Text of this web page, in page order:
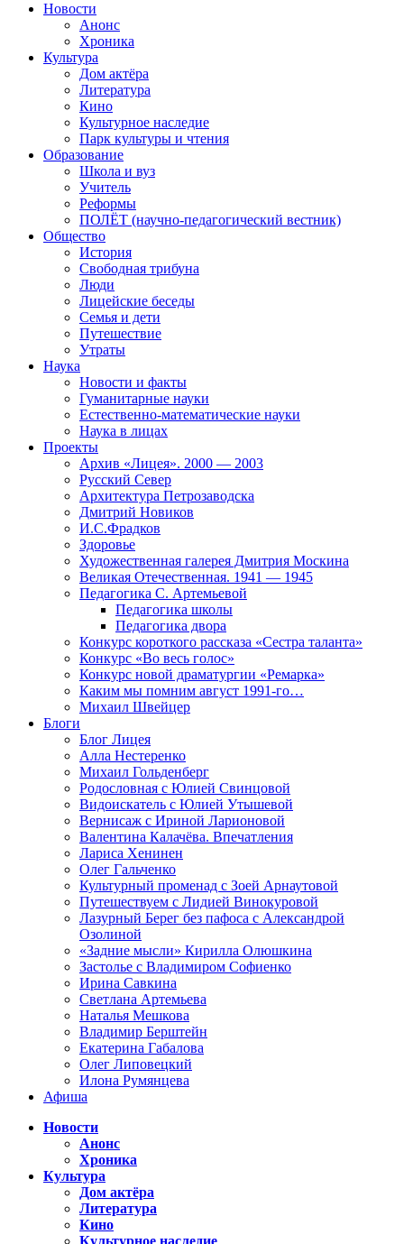
Новости
Анонс
Хроника
Культура
Дом актёра
Литература
Кино
Культурное наследие
Парк культуры и чтения
Образование
Школа и вуз
Учитель
Реформы
ПОЛЁТ (научно-педагогический вестник)
Общество
История
Свободная трибуна
Люди
Лицейские беседы
Семья и дети
Путешествие
Утраты
Наука
Новости и факты
Гуманитарные науки
Естественно-математические науки
Наука в лицах
Проекты
Архив «Лицея». 2000 — 2003
Русский Север
Архитектура Петрозаводска
Дмитрий Новиков
И.С.Фрадков
Здоровье
Художественная галерея Дмитрия Москина
Великая Отечественная. 1941 — 1945
Педагогика С. Артемьевой
Педагогика школы
Педагогика двора
Конкурс короткого рассказа «Сестра таланта»
Конкурс «Во весь голос»
Конкурс новой драматургии «Ремарка»
Каким мы помним август 1991-го…
Михаил Швейцер
Блоги
Блог Лицея
Алла Нестеренко
Михаил Гольденберг
Родословная с Юлией Свинцовой
Видоискатель с Юлией Утышевой
Вернисаж с Ириной Ларионовой
Валентина Калачёва. Впечатления
Лариса Хенинен
Олег Гальченко
Культурный променад с Зоей Арнаутовой
Путешествуем с Лидией Винокуровой
Лазурный Берег без пафоса с Александрой
Озолиной
«Задние мысли» Кирилла Олюшкина
Застолье с Владимиром Софиенко
Ирина Савкина
Светлана Артемьева
Наталья Мешкова
Владимир Берштейн
Екатерина Габалова
Олег Липовецкий
Илона Румянцева
Афиша
Новости
Анонс
Хроника
Культура
Дом актёра
Литература
Кино